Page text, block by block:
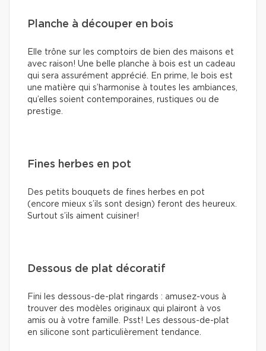
Planche à découper en bois
Elle trône sur les comptoirs de bien des maisons et
avec raison! Une belle planche à bois est un cadeau
qui sera assurément apprécié. En prime, le bois est
une matière qui s’harmonise à toutes les ambiances,
qu’elles soient contemporaines, rustiques ou de
prestige.
Fines herbes en pot
Des petits bouquets de fines herbes en pot
(encore mieux s’ils sont design) feront des heureux.
Surtout s’ils aiment cuisiner!
Dessous de plat décoratif
Fini les dessous-de-plat ringards : amusez-vous à
trouver des modèles originaux qui plairont à vos
amis ou à votre famille. Psst! Les dessous-de-plat
en silicone sont particulièrement tendance.